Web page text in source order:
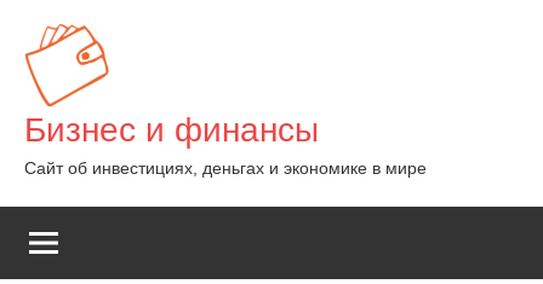
содержимому
Бизнес и финансы
Сайт об инвестициях, деньгах и экономике в мире